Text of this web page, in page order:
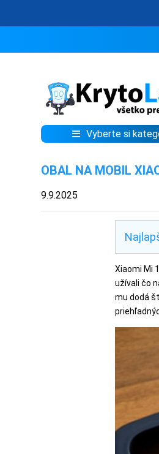
Vyberte si
A
NA
MOBIL
OBAL NA MOBIL
9.9.2025
Xiaomi Mi
užívali čo
mu dodá